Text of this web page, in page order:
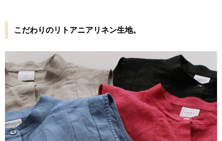
こだわりのリトアニアリネン生地。